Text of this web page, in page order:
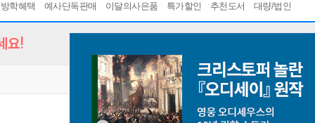
학혜택 예사단독판매 이달의사은품 특가할인 추천도서 대량/법인
요!